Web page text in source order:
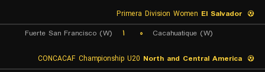
El Salvador
Cacahuatique (W)
۰ ۱ Fuerte San Francisco (W)
North and Central America